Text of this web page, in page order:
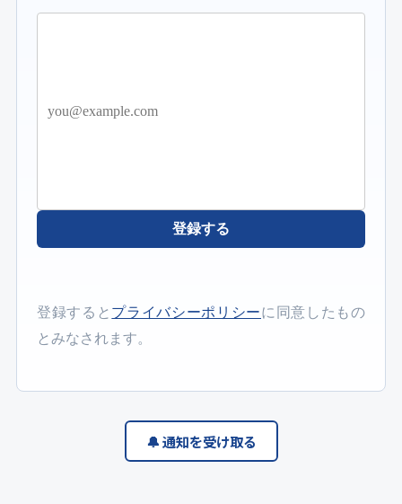
登録する
登録すると プライバシーポリシーに同意したもの
とみなされます。
🔔 通知を受け取る